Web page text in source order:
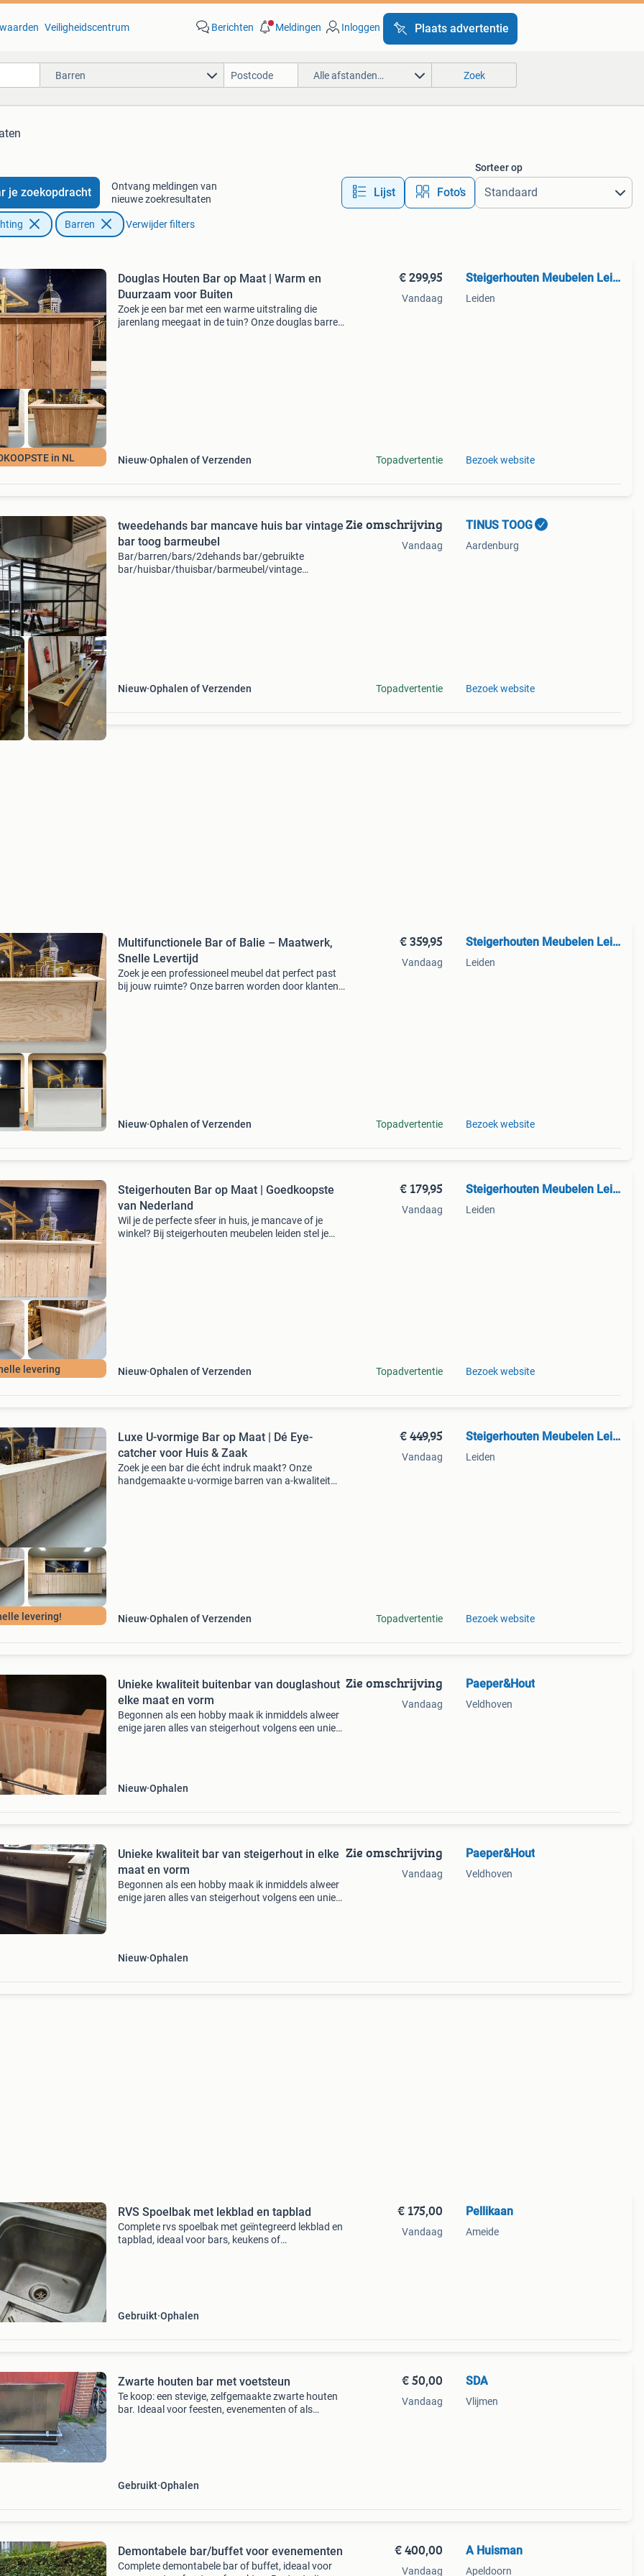
Veiligheidscentrum Berichten Meldingen Inloggen Plaats advertentie
Barren Alle afstanden… Zoek
je zoekopdracht
Ontvang meldingen van
nieuwe zoekresultaten
Lijst Foto’s
Sorteer op
Barren Verwijder filters
in NL
Douglas Houten Bar op Maat | Warm en
Duurzaam voor Buiten
Zoek je een bar met een warme uitstraling die
jarenlang meegaat in de tuin? Onze douglas barren
Nieuw Ophalen of Verzenden
€ 299,95
Vandaag
Topadvertentie
Steigerhouten Meubelen Leiden
Leiden
Bezoek website
tweedehands bar mancave huis bar vintage
bar toog barmeubel
Bar/barren/bars/2dehands bar/gebruikte
bar/huisbar/thuisbar/barmeubel/vintage
Nieuw Ophalen of Verzenden
Zie omschrijving
Vandaag
Topadvertentie
TINUS TOOG
Aardenburg
Bezoek website
Levering!
Multifunctionele Bar of Balie – Maatwerk,
Snelle Levertijd
Zoek je een professioneel meubel dat perfect past
bij jouw ruimte? Onze barren worden door klanten
Nieuw Ophalen of Verzenden
€ 359,95
Vandaag
Topadvertentie
Steigerhouten Meubelen Leiden
Leiden
Bezoek website
levering
Steigerhouten Bar op Maat | Goedkoopste
van Nederland
Wil je de perfecte sfeer in huis, je mancave of je
winkel? Bij steigerhouten meubelen leiden stel je
Nieuw Ophalen of Verzenden
€ 179,95
Vandaag
Topadvertentie
Steigerhouten Meubelen Leiden
Leiden
Bezoek website
levering!
Luxe U-vormige Bar op Maat | Dé Eye-
catcher voor Huis & Zaak
Zoek je een bar die écht indruk maakt? Onze
handgemaakte u-vormige barren van a-kwaliteit
Nieuw Ophalen of Verzenden
€ 449,95
Vandaag
Topadvertentie
Steigerhouten Meubelen Leiden
Leiden
Bezoek website
Unieke kwaliteit buitenbar van douglashout
elke maat en vorm
Begonnen als een hobby maak ik inmiddels alweer
enige jaren alles van steigerhout volgens een uniek
Nieuw Ophalen
Zie omschrijving
Vandaag
Paeper&Hout
Veldhoven
Unieke kwaliteit bar van steigerhout in elke
maat en vorm
Begonnen als een hobby maak ik inmiddels alweer
enige jaren alles van steigerhout volgens een uniek
Nieuw Ophalen
Zie omschrijving
Vandaag
Paeper&Hout
Veldhoven
RVS Spoelbak met lekblad en tapblad
Complete rvs spoelbak met geïntegreerd lekblad en
tapblad, ideaal voor bars, keukens of
Gebruikt Ophalen
€ 175,00
Vandaag
Pellikaan
Ameide
Zwarte houten bar met voetsteun
Te koop: een stevige, zelfgemaakte zwarte houten
bar. Ideaal voor feesten, evenementen of als
Gebruikt Ophalen
€ 50,00
Vandaag
SDA
Vlijmen
Demontabele bar/buffet voor evenementen
Complete demontabele bar of buffet, ideaal voor
€ 400,00
Vandaag
A Huisman
Apeldoorn